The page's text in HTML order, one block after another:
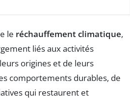
le réchauffement climatique,
liés aux activités
origines et de leurs
comportements durables, de
qui restaurent et